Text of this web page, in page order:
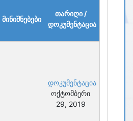
მინიშნებები
თარიღი /
დოკუმენტაცია
დოკუმენტაცია
ოქტომბერი
29, 2019